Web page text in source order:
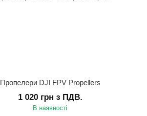
Пропелери DJI FPV Propellers
1 020 грн з ПДВ.
В наявності